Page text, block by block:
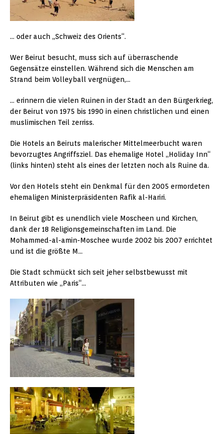
… oder auch „Schweiz des Orients“.
Wer Beirut besucht, muss sich auf überraschende
Gegensätze einstellen. Während sich die Menschen am
Strand beim Volleyball vergnügen,…
… erinnern die vielen Ruinen in der Stadt an den Bürgerkrieg,
der Beirut von 1975 bis 1990 in einen christlichen und einen
muslimischen Teil zerriss.
Die Hotels an Beiruts malerischer Mittelmeerbucht waren
bevorzugtes Angriffsziel. Das ehemalige Hotel „Holiday Inn“
(links hinten) steht als eines der letzten noch als Ruine da.
Vor den Hotels steht ein Denkmal für den 2005 ermordeten
ehemaligen Ministerpräsidenten Rafik al-Hariri.
In Beirut gibt es unendlich viele Moscheen und Kirchen,
dank der 18 Religionsgemeinschaften im Land. Die
Mohammed-al-amin-Moschee wurde 2002 bis 2007 errichtet
und ist die größte M…
Die Stadt schmückt sich seit jeher selbstbewusst mit
Attributen wie „Paris“…